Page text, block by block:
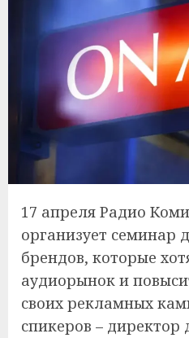
17 апреля Радио
организует семинар
брендов, которые
аудиорынок и
своих рекламных
спикеров – директор